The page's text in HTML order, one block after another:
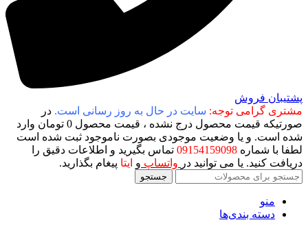
پشتیبان فروش
مشتری گرامی توجه: سایت در حال به روز رسانی است. در
صورتیکه قیمت محصول درج نشده ، قیمت محصول 0 تومان وارد
شده است. و یا وضعیت موجودی بصورت ناموجود ثبت شده است
لطفا با شماره 09154159098 تماس بگیرید و اطلاعات دقیق را
دریافت کنید. یا می توانید در واتساپ و ایتا پیغام بگذارید.
جستجو
منو
دسته بندی‌ها